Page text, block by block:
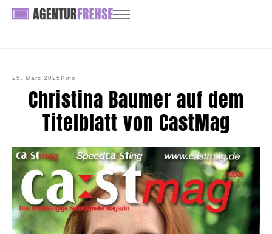
25. März 2025 Kino
Christina Baumer auf dem
Titelblatt von CastMag